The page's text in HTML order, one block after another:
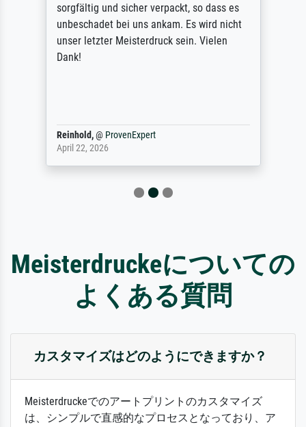
sorgfältig und sicher verpackt, so dass es
unbeschadet bei uns ankam. Es wird nicht
unser letzter Meisterdruck sein. Vielen
Dank!
Reinhold,@ ProvenExpert
April 22, 2026
Meisterdruckeについての
よくある質問
カスタマイズはどのようにできますか？
Meisterdruckeでのアートプリントのカスタマイズ
は、シンプルで直感的なプロセスとなっており、ア